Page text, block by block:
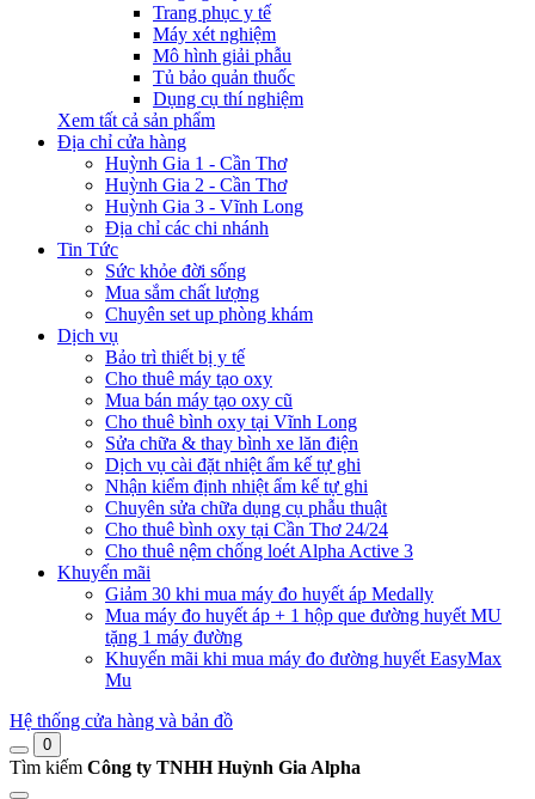
Trang phục y tế
Máy xét nghiệm
Mô hình giải phẫu
Tủ bảo quản thuốc
Dụng cụ thí nghiệm
Xem tất cả sản phẩm
Địa chỉ cửa hàng
Huỳnh Gia 1 - Cần Thơ
Huỳnh Gia 2 - Cần Thơ
Huỳnh Gia 3 - Vĩnh Long
Địa chỉ các chi nhánh
Tin Tức
Sức khỏe đời sống
Mua sắm chất lượng
Chuyên set up phòng khám
Dịch vụ
Bảo trì thiết bị y tế
Cho thuê máy tạo oxy
Mua bán máy tạo oxy cũ
Cho thuê bình oxy tại Vĩnh Long
Sửa chữa & thay bình xe lăn điện
Dịch vụ cài đặt nhiệt ẩm kế tự ghi
Nhận kiểm định nhiệt ẩm kế tự ghi
Chuyên sửa chữa dụng cụ phẫu thuật
Cho thuê bình oxy tại Cần Thơ 24/24
Cho thuê nệm chống loét Alpha Active 3
Khuyến mãi
Giảm 30 khi mua máy đo huyết áp Medally
Mua máy đo huyết áp + 1 hộp que đường huyết MU
tặng 1 máy đường
Khuyến mãi khi mua máy đo đường huyết EasyMax
Mu
Hệ thống cửa hàng và bản đồ
0
Tìm kiếm Công ty TNHH Huỳnh Gia Alpha